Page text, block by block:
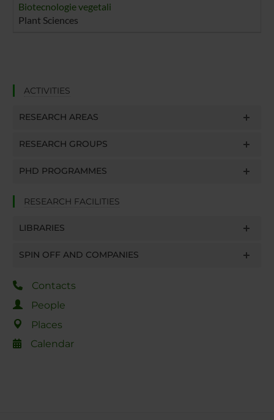
Biotecnologie vegetali
Plant Sciences
ACTIVITIES
RESEARCH AREAS
RESEARCH GROUPS
PHD PROGRAMMES
RESEARCH FACILITIES
LIBRARIES
SPIN OFF AND COMPANIES
Contacts
People
Places
Calendar